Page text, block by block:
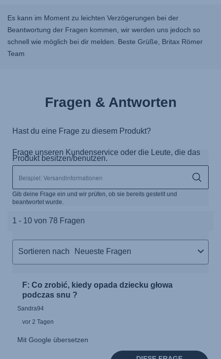
Es kann im Moment zu leichten Verzögerungen bei der
Beantwortung der Fragen kommen, wir werden uns jedoch so
schnell wie möglich bei dir melden. Beste Grüße, Britax Römer
Team
Fragen & Antworten